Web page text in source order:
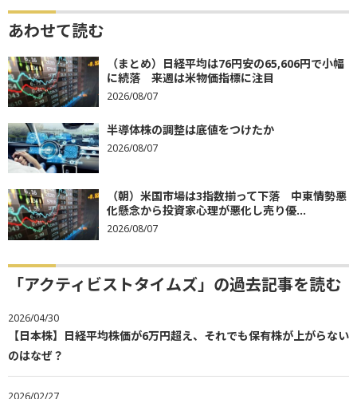
あわせて読む
（まとめ）日経平均は76円安の65,606円で小幅
に続落 来週は米物価指標に注目
2026/08/07
半導体株の調整は底値をつけたか
2026/08/07
（朝）米国市場は3指数揃って下落 中東情勢悪
化懸念から投資家心理が悪化し売り優...
2026/08/07
「アクティビストタイムズ」の過去記事を読む
2026/04/30
【日本株】日経平均株価が6万円超え、それでも保有株が上がらない
のはなぜ？
2026/02/27